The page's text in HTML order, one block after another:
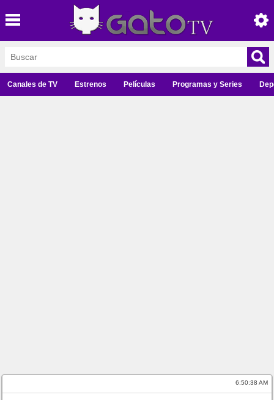
Canales de TV Estrenos Películas Programas y Series
6:50:38 AM